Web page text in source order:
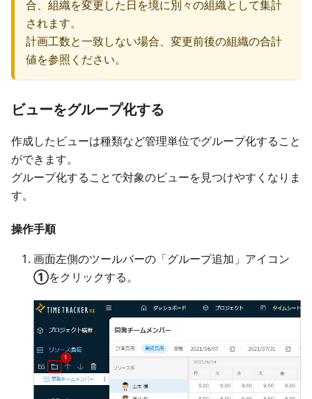
合、組織を変更した日を境に別々の組織として集計
されます。
計画工数と一致しない場合、変更前後の組織の合計
値を参照ください。
ビューをグループ化する
作成したビューは種類など管理単位でグループ化すること
ができます。
グループ化することで対象のビューを見つけやすくなりま
す。
操作手順
画面左側のツールバーの「グループ追加」アイコン
①をクリックする。